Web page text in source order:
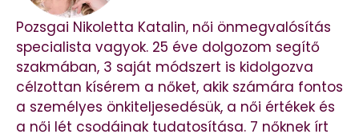
Pozsgai Nikoletta Katalin, női önmegvalósítás
specialista vagyok. 25 éve dolgozom segítő
szakmában, 3 saját módszert is kidolgozva
célzottan kísérem a nőket, akik számára fontos
a személyes önkiteljesedésük, a női értékek és
a női lét csodáinak tudatosítása. 7 nőknek írt